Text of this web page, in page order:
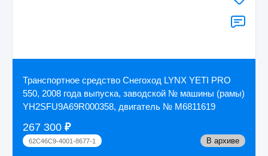
Транспортное средство Снегоход LYNX YETI PRO
550, 2008 года выпуска, заводской № машины (рамы)
YH2SFU9A69R000358, двигатель № М6811619
267 300 ₽
62C46C9-4001-8677-1 В архиве